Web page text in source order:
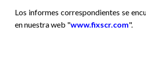
Los informes correspondientes se
en nuestra web "www.fixscr.com".